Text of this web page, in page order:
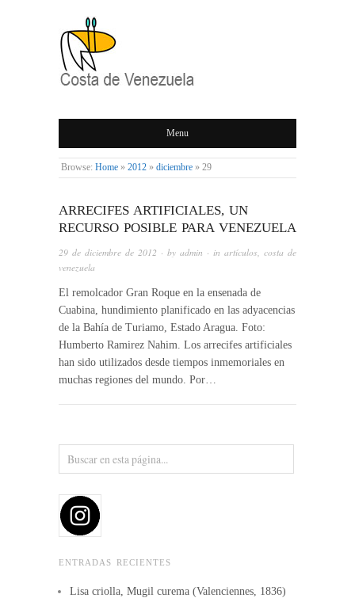
COSTA DE
VENEZUELA
Menu
Browse: Home » 2012 » diciembre » 29
ARRECIFES ARTIFICIALES, UN
RECURSO POSIBLE PARA VENEZUELA
29 de diciembre de 2012 · by admin · in artículos, costa de
venezuela
El remolcador Gran Roque en la ensenada de
Cuabina, hundimiento planificado en las adyacencias
de la Bahía de Turiamo, Estado Aragua. Foto:
Humberto Ramirez Nahim. Los arrecifes artificiales
han sido utilizados desde tiempos inmemoriales en
muchas regiones del mundo. Por…
ENTRADAS RECIENTES
Lisa criolla, Mugil curema (Valenciennes, 1836)